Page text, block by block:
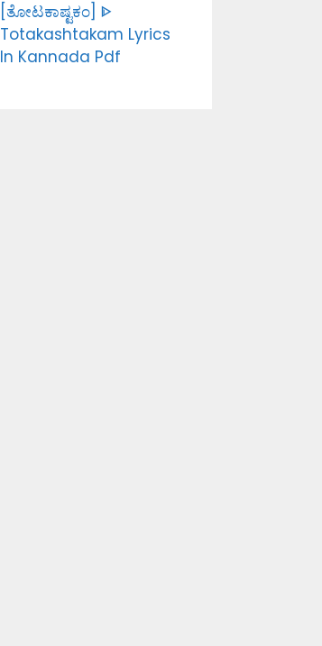
[ತೋಟಕಾಷ್ಟಕಂ] ᐈ
Totakashtakam Lyrics
In Kannada Pdf